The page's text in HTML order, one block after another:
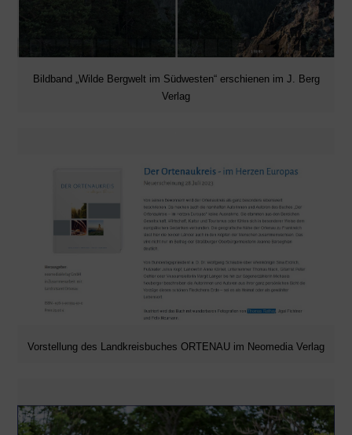
Bildband „Wilde Bergwelt im Südwesten“ erschienen im J. Berg
Verlag
Vorstellung des Landkreisbuches ORTENAU im Neomedia Verlag